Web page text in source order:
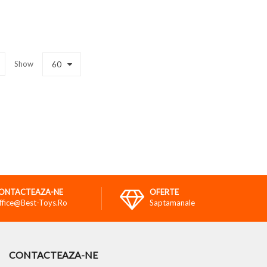
Show 60
NE
Toys.ro
OFERTE
Saptamanale
CONTACTEAZA-NE